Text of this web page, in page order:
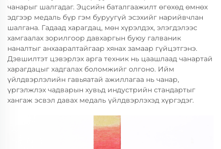
чанарыг шалгадаг. Эцсийн баталгаажилт өгөхөд өмнөх
эдгээр медаль бүр гэм буруугүй эсэхийг нарийвчлан
шалгана. Гадаад харагдац, мөн хүрэлдэх, элэгдэлээс
хамгаалах зорилгоор давхаргын буюу галваник
наналтыг анхааралтайгаар хянах замаар гүйцэтгэнэ.
Дэвшилтэт цэвэрлэх арга техник нь цаашлаад чанартай
харагдацыг хадгалах боломжийг олгоно. Ийм
үйлдвэрлэлийн гавьяатай ажиллагаа нь чанар,
үргэлжлэх чадварын хувьд индустрийн стандартыг
хангаж эсвэл давах медаль үйлдвэрлэхэд хүргэдэг.